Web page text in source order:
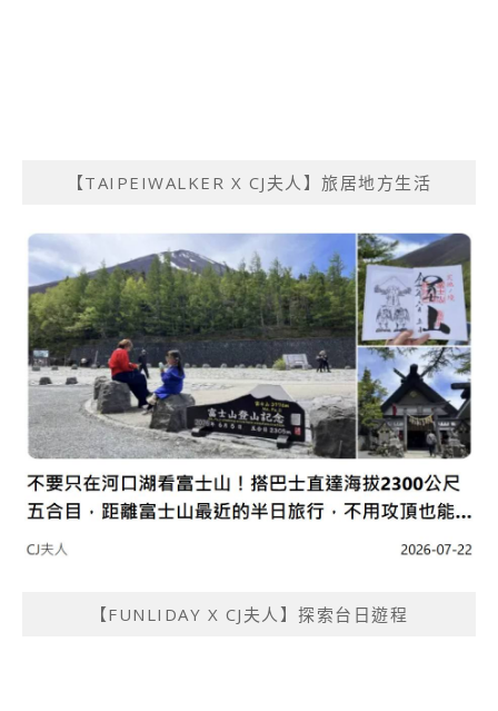
【TAIPEIWALKER X CJ夫人】旅居地方生活
【FUNLIDAY X CJ夫人】探索台日遊程